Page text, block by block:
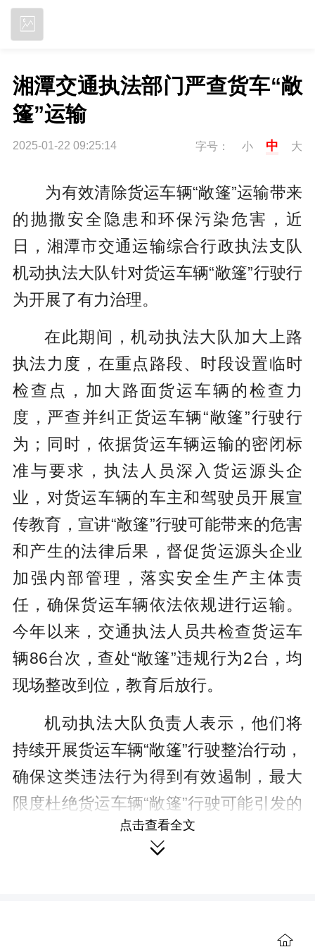
湘潭交通执法部门严查货车“敞
篷”运输
2025-01-22 09:25:14 字号： 小 中 大
为有效清除货运车辆“敞篷”运输带来
的抛撒安全隐患和环保污染危害，近
日，湘潭市交通运输综合行政执法支队
机动执法大队针对货运车辆“敞篷”行驶行
为开展了有力治理。
在此期间，机动执法大队加大上路
执法力度，在重点路段、时段设置临时
检查点，加大路面货运车辆的检查力
度，严查并纠正货运车辆“敞篷”行驶行
为；同时，依据货运车辆运输的密闭标
准与要求，执法人员深入货运源头企
业，对货运车辆的车主和驾驶员开展宣
传教育，宣讲“敞篷”行驶可能带来的危害
和产生的法律后果，督促货运源头企业
加强内部管理，落实安全生产主体责
任，确保货运车辆依法依规进行运输。
今年以来，交通执法人员共检查货运车
辆86台次，查处“敞篷”违规行为2台，均
现场整改到位，教育后放行。
机动执法大队负责人表示，他们将
持续开展货运车辆“敞篷”行驶整治行动，
确保这类违法行为得到有效遏制，最大
限度杜绝货运车辆“敞篷”行驶可能引发的
交通事故，有力维护道路安全畅通和路
容路貌整洁，确保人民群众生命和财产
点击查看全文
